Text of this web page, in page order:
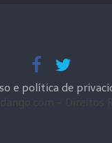
e política de